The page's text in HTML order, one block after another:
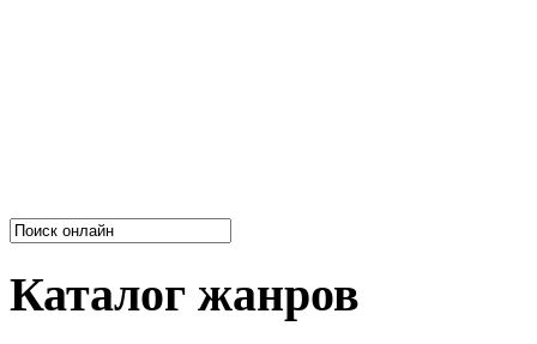
Каталог жанров